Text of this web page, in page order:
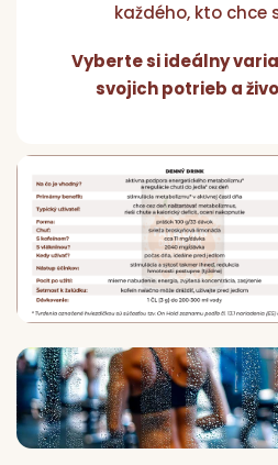
každého, kto
Vyberte si ideálny
svojich potrieb a